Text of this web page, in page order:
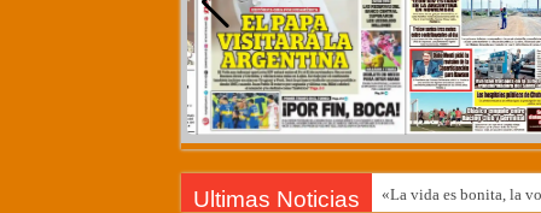
Ultimas Noticias «La vida es bonita, la